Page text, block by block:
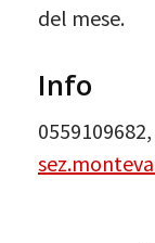
del mese.
Info